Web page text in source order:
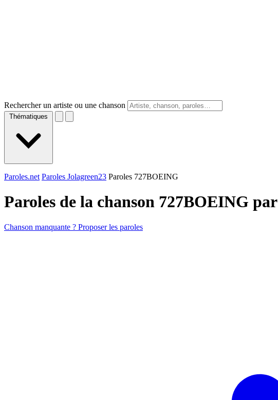
Rechercher un artiste ou une chanson
Thématiques
Paroles.net Paroles Jolagreen23 Paroles 727BOEING
Paroles de la chanson 727BOEING par
Chanson manquante ? Proposer les paroles